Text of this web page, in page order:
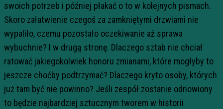
swoich potrzeb i później płakać o to w kolejnych pismach.
Skoro załatwienie czegoś za zamkniętymi drzwiami nie
wypaliło, czemu pozostało oczekiwanie aż sprawa
wybuchnie? I w drugą stronę. Dlaczego sztab nie chciał
ratować jakiegokolwiek honoru zmianami, które mogłyby to
jeszcze choćby podtrzymać? Dlaczego kryto osoby, których
już tam być nie powinno? Jeśli zespół zostanie odnowiony
to będzie najbardziej sztucznym tworem w historii